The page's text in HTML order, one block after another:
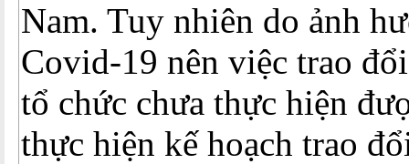
Nam. Tuy nhiên do ảnh
Covid-19 nên việc trao
tổ chức chưa thực hiện
thực hiện kế hoạch trao